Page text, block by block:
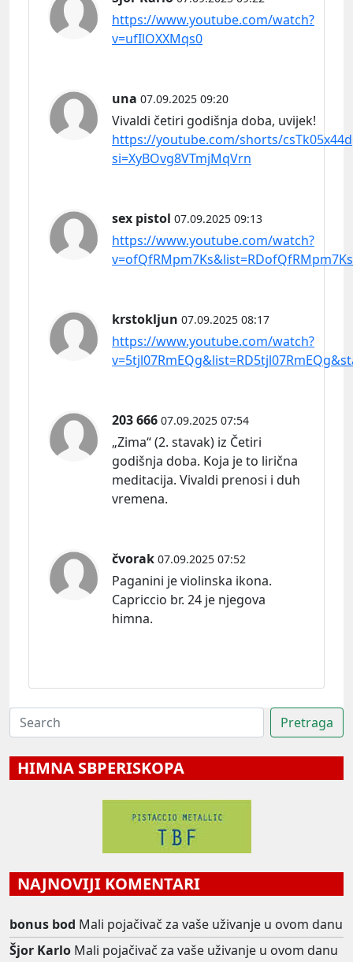
https://www.youtube.com/watch?
v=ufIlOXXMqs0
una 07.09.2025 09:20
Vivaldi četiri godišnja doba, uvijek!
https://youtube.com/shorts/
si=XyBOvg8VTmjMqVrn
sex pistol 07.09.2025 09:13
https://www.youtube.com/watch?
krstokljun 07.09.2025 08:17
https://www.youtube.com/watch?
203 666 07.09.2025 07:54
„Zima“ (2. stavak) iz Četiri
godišnja doba. Koja je to lirična
meditacija. Vivaldi prenosi i duh
vremena.
čvorak 07.09.2025 07:52
Paganini je violinska ikona.
Capriccio br. 24 je njegova
himna.
HIMNA SBPERISKOPA
NAJNOVIJI KOMENTARI
bonus bod Mali pojačivač za vaše uživanje u ovom danu
Šjor Karlo Mali pojačivač za vaše uživanje u ovom danu